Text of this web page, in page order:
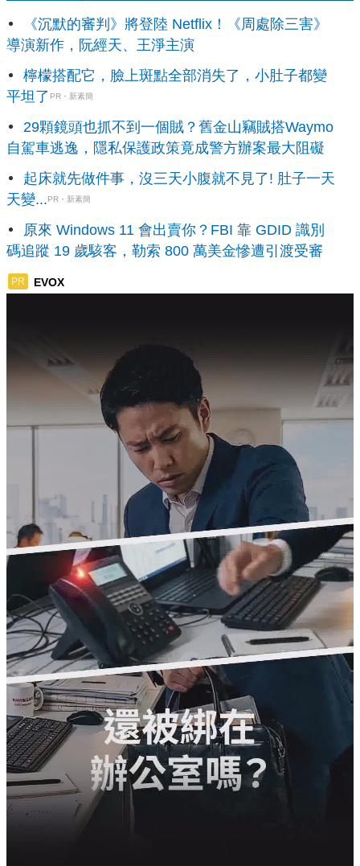
《沉默的審判》將登陸 Netflix！《周處除三害》
導演新作，阮經天、王淨主演
檸檬搭配它，臉上斑點全部消失了，小肚子都變
平坦了 PR・新素簡
29顆鏡頭也抓不到一個賊？舊金山竊賊搭Waymo
自駕車逃逸，隱私保護政策竟成警方辦案最大阻礙
起床就先做件事，沒三天小腹就不見了! 肚子一天
天變...PR・新素簡
原來 Windows 11 會出賣你？FBI 靠 GDID 識別
碼追蹤 19 歲駭客，勒索 800 萬美金慘遭引渡受審
PR EVOX